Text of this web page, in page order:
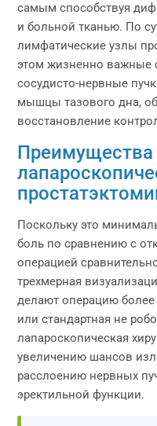
самым способствуя
и больной тканью. По
лимфатические узлы
этом жизненно важные
сосудисто-нервные
мышцы тазового дна,
восстановление
Преимущества
Поскольку это
боль по сравнению с
операцией
трехмерная
делают операцию более
или стандартная не
лапароскопическая
увеличению шансов
расслоению нервных
эректильной функции.